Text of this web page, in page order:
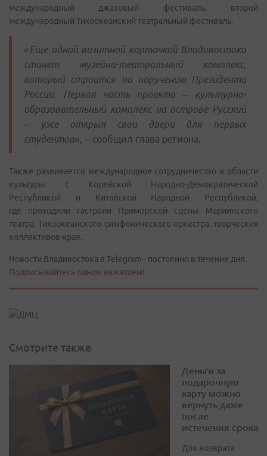
международный джазовый фестиваль, второй
международный Тихоокеанский театральный фестиваль.
«Еще одной визитной карточкой Владивостока
станет музейно-театральный комплекс,
который строится по поручению Президента
России. Первая часть проекта – культурно-
образовательный комплекс на острове Русский
– уже открыл свои двери для первых
студентов», – сообщил глава региона.
Также развивается международное сотрудничество в области
культуры с Корейской Народно-Демократической
Республикой и Китайской Народной Республикой,
где проходили гастроли Приморской сцены Мариинского
театра, Тихоокеанского симфонического оркестра, творческих
коллективов края.
Новости Владивостока в Telegram - постоянно в течение дня.
Подписывайтесь одним нажатием!
Смотрите также
Деньги за
подарочную
карту можно
вернуть даже
после
истечения срока
Для возврата